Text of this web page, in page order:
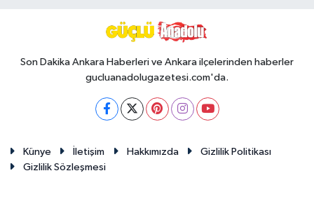
Son Dakika Ankara Haberleri ve Ankara ilçelerinden haberler
gucluanadolugazetesi.com'da.
Künye İletişim Hakkımızda
Gizlilik Politikası
Gizlilik Sözleşmesi